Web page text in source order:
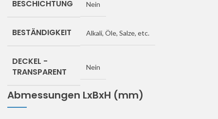
BESCHICHTUNG Nein
BESTÄNDIGKEIT Alkali, Öle, Salze, etc.
DECKEL -
TRANSPARENT
Nein
Abmessungen LxBxH (mm)